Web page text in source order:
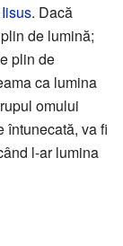
Iisus. Dacă
de lumină;
plin de
ca lumina
omului
întunecată, va fi
l-ar lumina